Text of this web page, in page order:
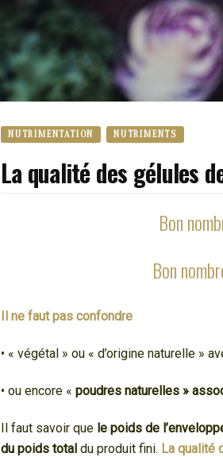
NUTRIMENTATION NUTRIMENTS
La qualité des gélules
Bon
Bon
Il ne faut pas confondre
• « végétal » ou « d’origine naturelle »
• ou encore « poudres naturelles »
Il faut savoir que le poids de
du poids total du produit fini. La qualité